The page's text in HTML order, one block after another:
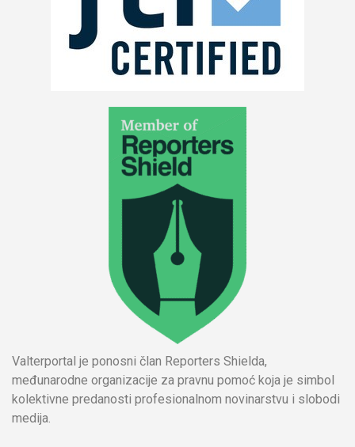
Valterportal je ponosni član Reporters Shielda,
međunarodne organizacije za pravnu pomoć koja je simbol
kolektivne predanosti profesionalnom novinarstvu i slobodi
medija.